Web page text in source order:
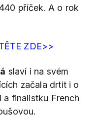
příček. A o rok
ZDE>>
slaví i na svém
začala drtit i o
a finalistku French